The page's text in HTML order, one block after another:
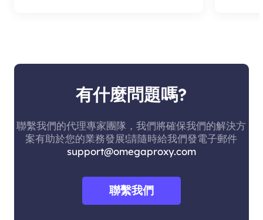
有什麼問題嗎?
聯繫我們的代理專家團隊，我們將確保我們的解決方
案有助於您的業務發展!請隨時給我們發電子郵件
support@omegaproxy.com
聯繫我們